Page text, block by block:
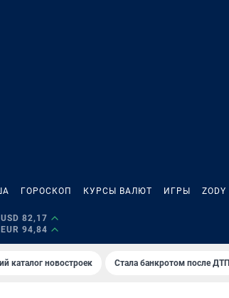
ГОРОСКОП КУРСЫ ВАЛЮТ ИГРЫ ZODY
USD 82,17
EUR 94,84
каталог новостроек Стала банкротом после ДТП